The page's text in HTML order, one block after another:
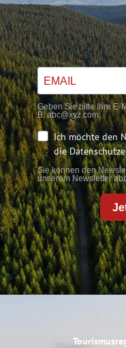
Geben Sie bitte Ihre E-
B. abc@xyz.com.
Ich möchte den
die
Sie können den
unserem Newsletter